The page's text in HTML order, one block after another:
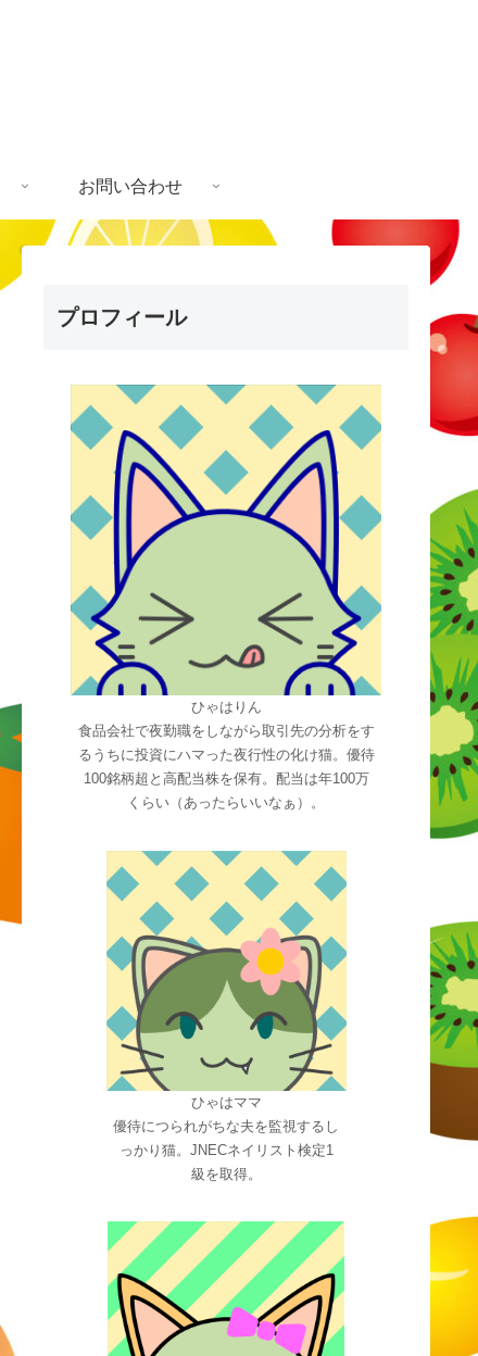
お問い合わせ
プロフィール
ひゃはりん
食品会社で夜勤職をしながら取引先の分析をす
るうちに投資にハマった夜行性の化け猫。優待
100銘柄超と高配当株を保有。配当は年100万
くらい（あったらいいなぁ）。
ひゃはママ
優待につられがちな夫を監視するし
っかり猫。JNECネイリスト検定1
級を取得。